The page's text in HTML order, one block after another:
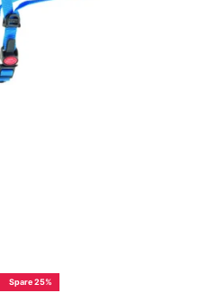
Spare 25%